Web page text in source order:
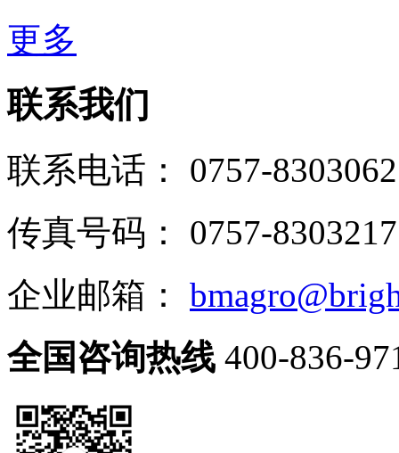
更多
联系我们
联系电话： 0757-
传真号码： 0757-
企业邮箱：
全国咨询热线 400-836-